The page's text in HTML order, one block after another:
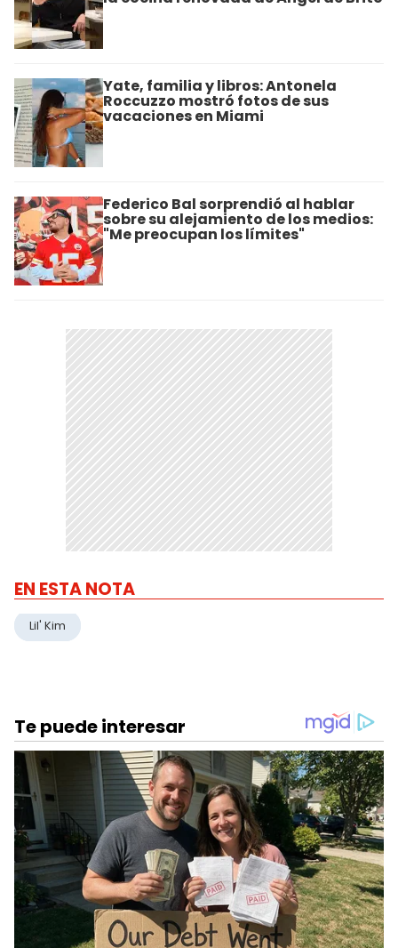
Yate, familia y libros: Antonela
Roccuzzo mostró fotos de sus
vacaciones en Miami
Federico Bal sorprendió al hablar
sobre su alejamiento de los medios:
"Me preocupan los límites"
EN ESTA NOTA
Lil' Kim